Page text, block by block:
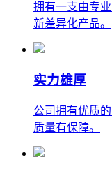
拥有一支由专
新差异化产品。
实力雄厚
公司拥有优质
质量有保障。